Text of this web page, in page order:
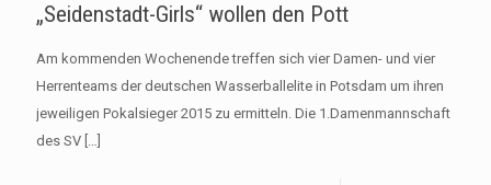
„Seidenstadt-Girls“ wollen den Pott
Am kommenden Wochenende treffen sich vier Damen- und vier
Herrenteams der deutschen Wasserballelite in Potsdam um ihren
jeweiligen Pokalsieger 2015 zu ermitteln. Die 1.Damenmannschaft
des SV […]